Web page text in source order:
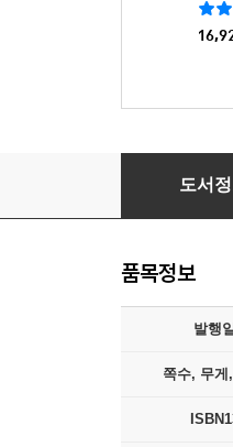
한국의 미래
도서
품목정보
발행
쪽수, 무게,